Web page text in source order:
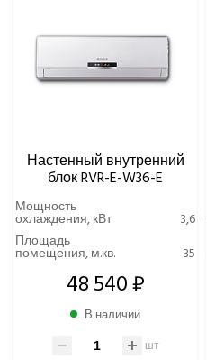
Настенный внутренний
блок RVR-E-W36-E
Мощность
охлаждения, кВт
3,6
Площадь
помещения, м.кв. 35
48 540 ₽
В наличии
шт